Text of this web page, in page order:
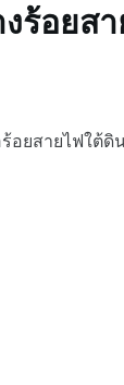
ร้อยส
ร้อยสายไฟใต้